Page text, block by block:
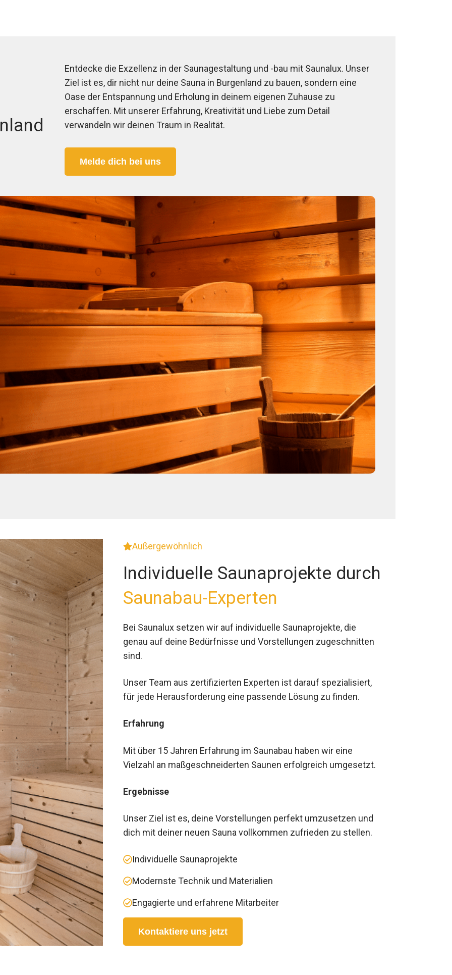
Entdecke die Exzellenz in der Saunagestaltung und -bau mit Saunalux. Unser
Ziel ist es, dir nicht nur deine Sauna in Burgenland zu bauen, sondern eine
Oase der Entspannung und Erholung in deinem eigenen Zuhause zu
erschaffen. Mit unserer Erfahrung, Kreativität und Liebe zum Detail
verwandeln wir deinen Traum in Realität.
Melde dich bei uns
Außergewöhnlich
Individuelle Saunaprojekte durch
Saunabau-Experten
Bei Saunalux setzen wir auf individuelle Saunaprojekte, die
genau auf deine Bedürfnisse und Vorstellungen zugeschnitten
sind.
Unser Team aus zertifizierten Experten ist darauf spezialisiert,
für jede Herausforderung eine passende Lösung zu finden.
Erfahrung
Mit über 15 Jahren Erfahrung im Saunabau haben wir eine
Vielzahl an maßgeschneiderten Saunen erfolgreich umgesetzt.
Ergebnisse
Unser Ziel ist es, deine Vorstellungen perfekt umzusetzen und
dich mit deiner neuen Sauna vollkommen zufrieden zu stellen.
Individuelle Saunaprojekte
Modernste Technik und Materialien
Engagierte und erfahrene Mitarbeiter
Kontaktiere uns jetzt